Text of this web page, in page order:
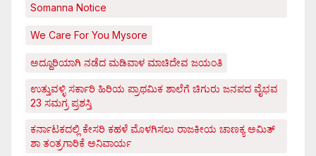
Somanna Notice
We Care For You Mysore
ಅದ್ದೂರಿಯಾಗಿ ನಡೆದ ಮಡಿವಾಳ ಮಾಚಿದೇವ ಜಯಂತಿ
ಉತ್ತುವಳ್ಳಿ ಸರ್ಕಾರಿ ಹಿರಿಯ ಪ್ರಾಥಮಿಕ ಶಾಲೆಗೆ ಚಿಗುರು ಜನಪದ ವೈಭವ
23 ಸಮಗ್ರ ಪ್ರಶಸ್ತಿ
ಕರ್ನಾಟಕದಲ್ಲಿ ಕೇಸರಿ ಕಹಳೆ ಮೊಳಗಿಸಲು ರಾಜಕೀಯ ಚಾಣಕ್ಯ ಅಮಿತ್
ಶಾ ತಂತ್ರಗಾರಿಕೆ ಅನಿವಾರ್ಯ